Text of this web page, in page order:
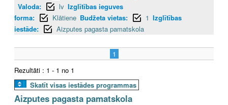
Valoda:
lv Izglītības ieguves
forma:
Klātiene Budžeta vietas: 1 Izglītības
iestāde:
Aizputes pagasta pamatskola
1
Rezultāti : 1 - 1 no 1
Skatīt visas iestādes programmas
Aizputes pagasta pamatskola